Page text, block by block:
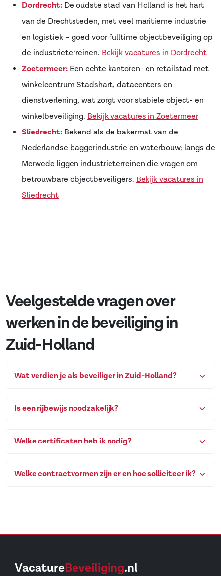
Dordrecht: De oudste stad van Holland is het hart
van de Drechtsteden, met veel maritieme industrie
en logistiek – goed voor fulltime objectbeveiliging op
de industrieterreinen. Bekijk vacatures in Dordrecht
Zoetermeer: Een echte kantoren- en retailstad met
winkelcentrum Stadshart, datacenters en
dienstverlening, wat zorgt voor stabiele object- en
winkelbeveiliging. Bekijk vacatures in Zoetermeer
Sliedrecht: Bekend als de bakermat van de
Nederlandse baggerindustrie en waterbouw; langs de
Merwede liggen industrieterreinen die vragen om
betrouwbare objectbeveiligers. Bekijk vacatures in
Sliedrecht
Veelgestelde vragen over
werken in de beveiliging in
Zuid-Holland
Wat verdien je als beveiliger in Zuid-Holland?
Is een rijbewijs noodzakelijk?
Welke certificaten heb ik nodig?
Welke contractvormen zijn er en hoe solliciteer ik?
VacatureBeveiliging.nl